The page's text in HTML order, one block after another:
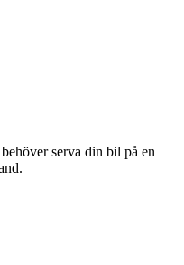
serva din bil på en